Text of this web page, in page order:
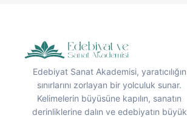
Edebiyat Sanat Akademisi, yaratıcılığın
sınırlarını zorlayan bir yolculuk sunar.
Kelimelerin büyüsüne kapılın, sanatın
derinliklerine dalın ve edebiyatın büyük